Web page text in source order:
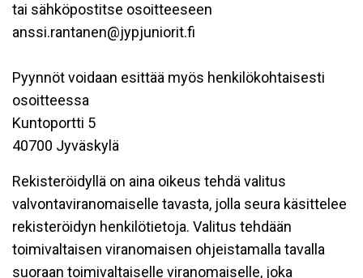
tai sähköpostitse osoitteeseen
anssi.rantanen@jypjuniorit.fi
Pyynnöt voidaan esittää myös henkilökohtaisesti
osoitteessa
Kuntoportti 5
40700 Jyväskylä
Rekisteröidyllä on aina oikeus tehdä valitus
valvontaviranomaiselle tavasta, jolla seura käsittelee
rekisteröidyn henkilötietoja. Valitus tehdään
toimivaltaisen viranomaisen ohjeistamalla tavalla
suoraan toimivaltaiselle viranomaiselle, joka